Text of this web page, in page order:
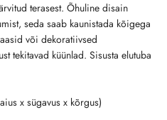
terasest. Õhuline disain
seda saab kaunistada kõigega
või dekoratiivsed
tekitavad küünlad. Sisusta elutuba
x sügavus x kõrgus)